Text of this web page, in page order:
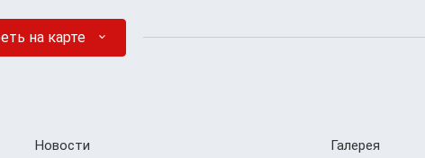
на карте
Новости Галерея